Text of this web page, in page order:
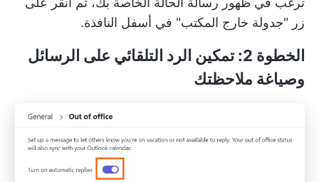
زر "جدولة خارج المكتب" في أسفل النافذة.
الخطوة 2: تمكين الرد التلقائي على الرسائل
وصياغة ملاحظتك